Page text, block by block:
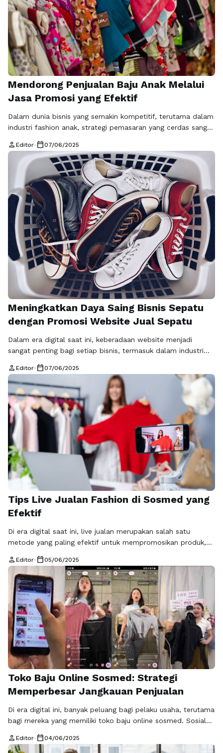
Mendorong Penjualan Baju Anak Melalui
Jasa Promosi yang Efektif
Dalam dunia bisnis yang semakin kompetitif, terutama dalam
industri fashion anak, strategi pemasaran yang cerdas sangat
yang selalu dicari adalah baju anak. Kebutuhan orang tua
akan pakaian berkualitas untuk anak-anak mereka membuat
pasar ini tak pernah surut. Namun, untuk menarik perhatian
konsumen, pemilik toko grosir online harus melakukan …
Baca Selengkapnya
person Editor• calendar_today07/06/2025
Meningkatkan Daya Saing Bisnis Sepatu
dengan Promosi Website Jual Sepatu
Dalam era digital saat ini, keberadaan website menjadi
sangat penting bagi setiap bisnis, termasuk dalam industri
fungsional dapat menjadi kunci sukses bagi para pelaku
usaha, baik yang fokus pada sepatu fashion maupun sepatu
olahraga. Dalam artikel ini, kita akan membahas bagaimana
promosi website jual sepatu dapat meningkatkan …Baca
Selengkapnya
person Editor• calendar_today07/06/2025
Tips Live Jualan Fashion di Sosmed yang
Efektif
Di era digital saat ini, live jualan merupakan salah satu
metode yang paling efektif untuk mempromosikan produk,
atau influencer yang ingin meningkatkan penjualan melalui
platform sosial media, ada beberapa tips live jualan fashion
sosmed yang perlu Anda ketahui. Mengoptimalkan strategi
live jualan dengan memanfaatkan sosial media dapat …Baca
Selengkapnya
person Editor• calendar_today05/06/2025
Toko Baju Online Sosmed: Strategi
Memperbesar Jangkauan Penjualan
Di era digital ini, banyak peluang bagi pelaku usaha, terutama
bagi mereka yang memiliki toko baju online sosmed. Sosial
untuk memasarkan produk fashion, termasuk baju online.
person Editor• calendar_today04/06/2025